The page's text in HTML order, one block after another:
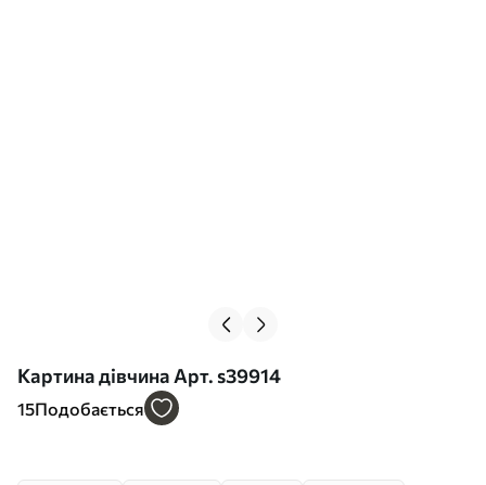
Картина дівчина Арт. s39914
15Подобається